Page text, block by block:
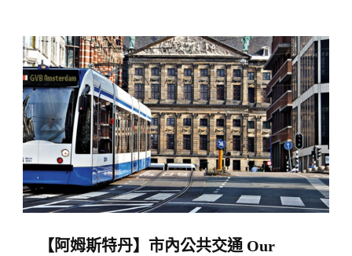
內
公
共
交
通：
通
種
【阿姆斯特丹】市內公共交通 Our